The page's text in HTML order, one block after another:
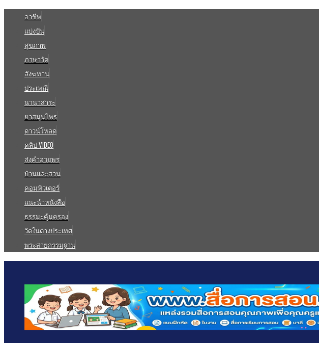
อาชีพ
แบ่งปัน
สุขภาพ
ภาษาวัด
สังฆทาน
ประเพณี
นานาสาระ
ยาสมุนไพร
ดาวน์โหลด
คลิป VIDEO
ส่งคำอวยพร
บ้านและสวน
คอมพิวเตอร์
แนะนำหนังสือ
ธรรมะคุ้มครอง
วัดในต่างประเทศ
พระสายกรรมฐาน